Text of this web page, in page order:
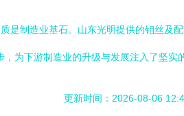
是制造业基石。山东光明提供的钼丝
为下游制造业的升级与发展注入了坚实
更新时间：2026-08-06